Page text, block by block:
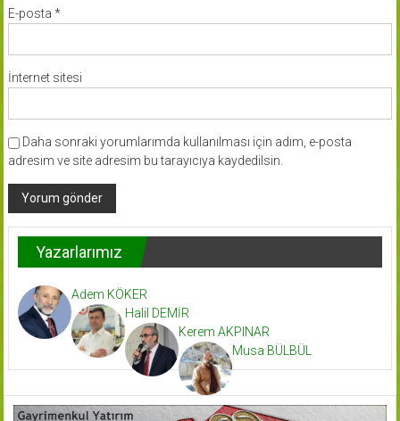
E-posta *
İnternet sitesi
Daha sonraki yorumlarımda kullanılması için adım, e-posta
adresim ve site adresim bu tarayıcıya kaydedilsin.
Yazarlarımız
Adem KÖKER
Halil DEMİR
Kerem AKPINAR
Musa BÜLBÜL